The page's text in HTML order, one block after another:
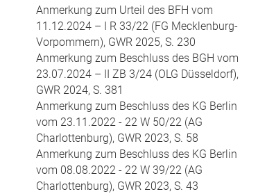
Anmerkung zum Urteil des BFH vom
11.12.2024 – I R 33/22 (FG Mecklenburg-
Vorpommern), GWR 2025, S. 230
Anmerkung zum Beschluss des BGH vom
23.07.2024 – II ZB 3/24 (OLG Düsseldorf),
GWR 2024, S. 381
Anmerkung zum Beschluss des KG Berlin
vom 23.11.2022 - 22 W 50/22 (AG
Charlottenburg), GWR 2023, S. 58
Anmerkung zum Beschluss des KG Berlin
vom 08.08.2022 - 22 W 39/22 (AG
Charlottenburg), GWR 2023, S. 43